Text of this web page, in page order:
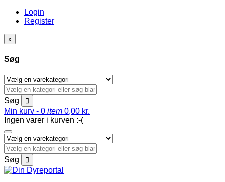
Login
Register
x
Søg
Søg
Min kurv - 0 item 0,00 kr.
Ingen varer i kurven :-(
Søg